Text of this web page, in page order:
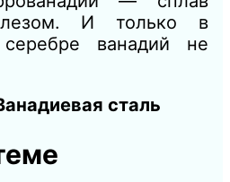
И только в
серебре ванадий не
сталь